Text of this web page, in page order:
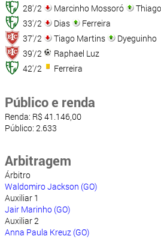
28'/2
Marcinho Mossoró
33'/2
Dias
Ferreira
37'/2
Tiago Martins
Dyeguinho
39'/2
Raphael Luz
42'/2
Ferreira
Público e renda
Renda: R$ 41.146,00
Público: 2.633
Arbitragem
Árbitro
Waldomiro Jackson (GO)
Auxiliar 1
Jair Marinho (GO)
Auxiliar 2
Anna Paula Kreuz (GO)